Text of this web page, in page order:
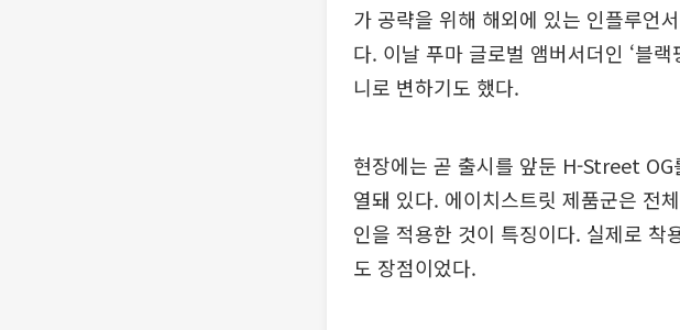
가 공략을 위해 해외에 있는 인플루언
다. 이날 푸마 글로벌 앰버서더인 ‘블
니로 변하기도 했다.
현장에는 곧 출시를 앞둔 H-Street
열돼 있다. 에이치스트릿 제품군은 전
인을 적용한 것이 특징이다. 실제로 착
도 장점이었다.